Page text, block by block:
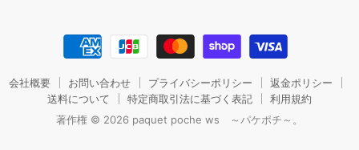
だ
だ
さ
い
会社概要 お問い合わせ プライバシーポリシー
返金ポリシー
送料について
特定商取引法に基づく表記
利用規約
著作権 © 2026 paquet poche ws ～パケポチ～。